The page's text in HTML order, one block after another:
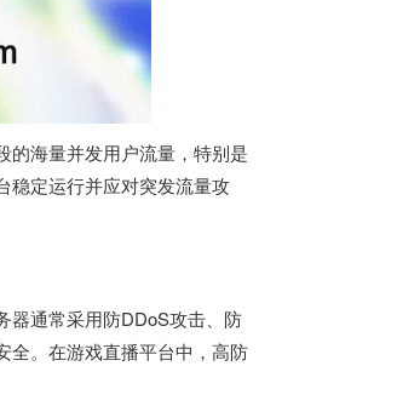
的海量并发用户流量，特别是
稳定运行并应对突发流量攻
器通常采用防DDoS攻击、防
全。在游戏直播平台中，高防